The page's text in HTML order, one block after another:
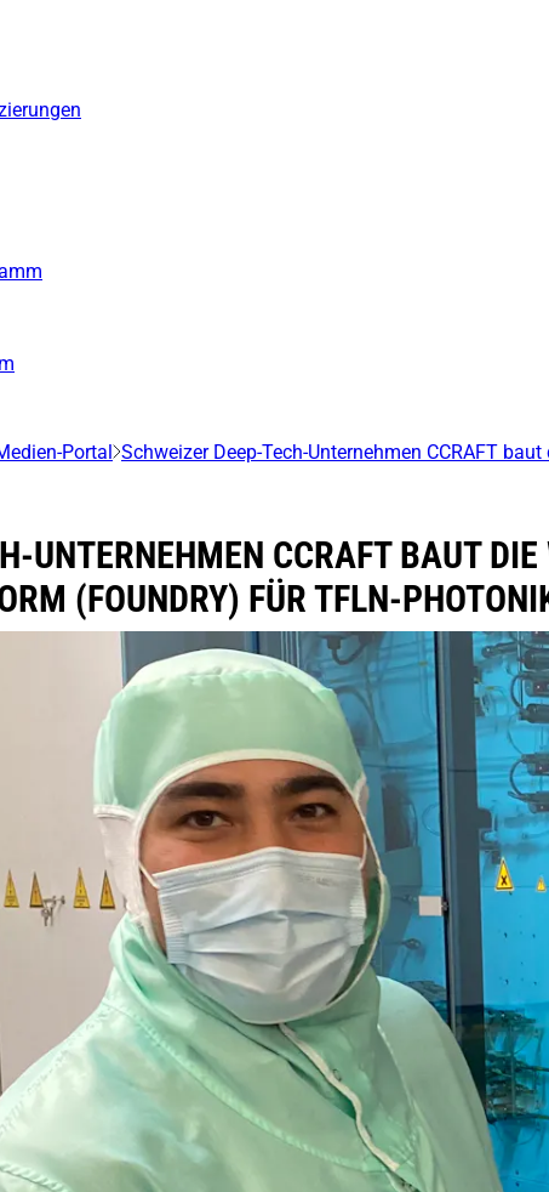
Portal Schweizer Deep-Tech-Unternehmen CCRAFT
UNTERNEHMEN CCRAFT BAUT
(FOUNDRY) FÜR TFLN-